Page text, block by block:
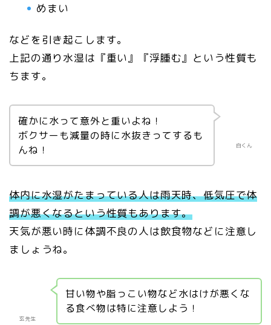
めまい
などを引き起こします。
上記の通り水湿は『重い』『浮腫む』という性質も
ちます。
白くん
確かに水って意外と重いよね！
ボクサーも減量の時に水抜きってするも
んね！
体内に水湿がたまっている人は雨天時、低気圧で体
調が悪くなるという性質もあります。
天気が悪い時に体調不良の人は飲食物などに注意し
ましょうね。
玄先生
甘い物や脂っこい物など水はけが悪くな
る食べ物は特に注意しよう！